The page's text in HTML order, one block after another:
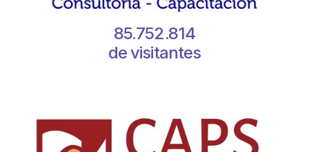
85.752.814
de visitantes